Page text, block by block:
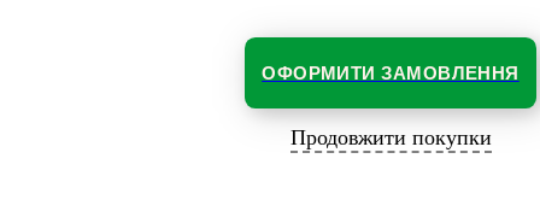
ОФОРМИТИ ЗАМОВЛЕННЯ
Продовжити покупки